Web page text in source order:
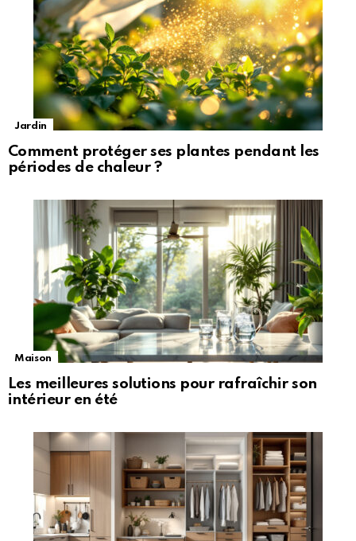
Jardin
Comment protéger ses plantes pendant les
périodes de chaleur ?
Maison
Les meilleures solutions pour rafraîchir son
intérieur en été